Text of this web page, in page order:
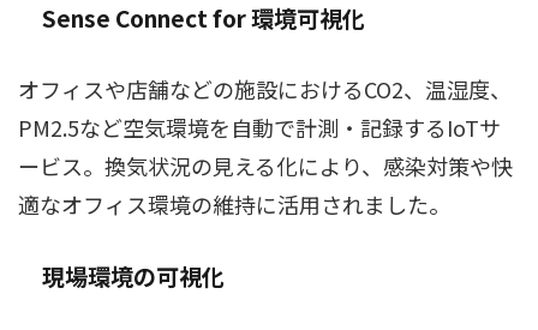
Sense Connect for 環境可視化
オフィスや店舗などの施設におけるCO2、温湿度、
PM2.5など空気環境を自動で計測・記録するIoTサ
ービス。換気状況の見える化により、感染対策や快
適なオフィス環境の維持に活用されました。
現場環境の可視化